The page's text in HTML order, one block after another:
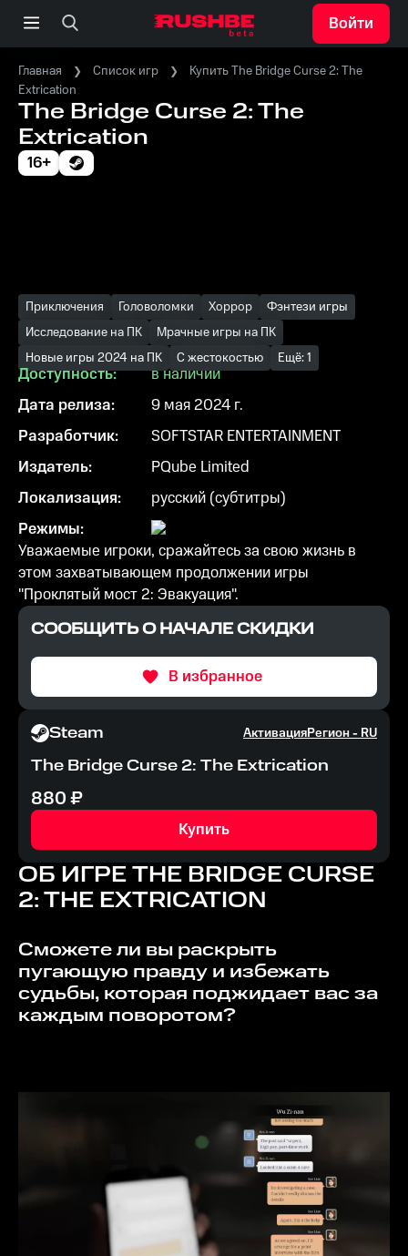
Войти
Главная Список игр
Купить The Bridge Curse 2: The
Extrication
The Bridge Curse 2: The
Extrication
16+
Приключения Головоломки Хоррор
Фэнтези игры
Исследование на ПК
Мрачные игры на ПК
Новые игры 2024 на ПК
С жестокостью Ещё: 1
Доступность:
в наличии
Дата релиза:
9 мая 2024 г.
Разработчик:
SOFTSTAR ENTERTAINMENT
Издатель:
PQube Limited
Локализация:
русский (субтитры)
Режимы:
Уважаемые игроки, сражайтесь за свою жизнь в
этом захватывающем продолжении игры
"Проклятый мост 2: Эвакуация".
СООБЩИТЬ О НАЧАЛЕ СКИДКИ
В избранное
Steam АктивацияРегион -RU
The Bridge Curse 2: The Extrication
880₽
Купить
ОБ ИГРЕTHE BRIDGE CURSE
2: THE EXTRICATION
Сможете ли вы раскрыть
пугающую правду и избежать
судьбы, которая поджидает вас за
каждым поворотом?